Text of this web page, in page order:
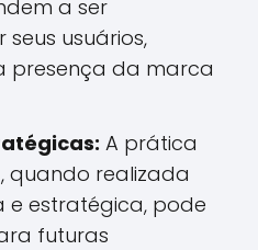
a ser
usuários,
presença da marca
A prática
quando realizada
e estratégica, pode
futuras